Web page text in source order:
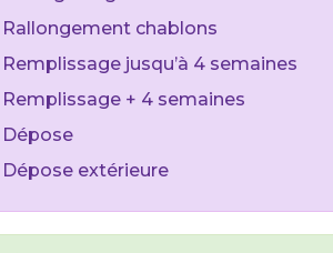
Rallongement chablons
Remplissage jusqu’à 4 semaines
Remplissage + 4 semaines
Dépose
Dépose extérieure